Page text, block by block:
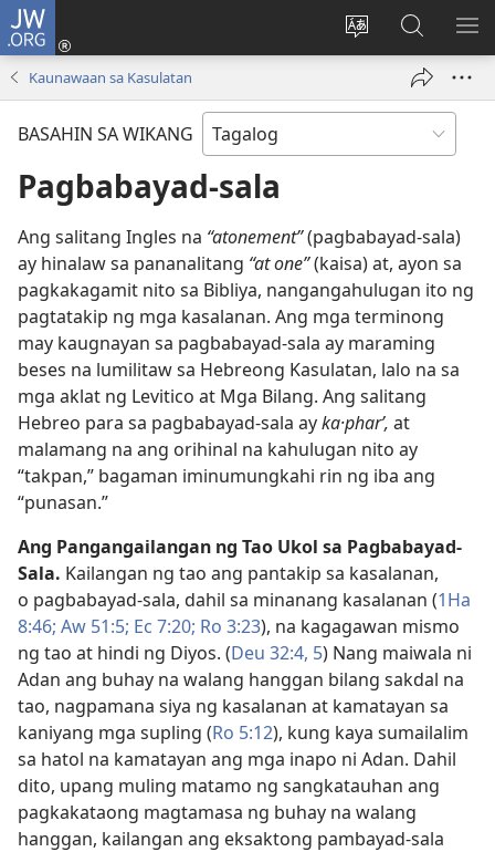
JW.ORG
Baguhin
ng
Mag-
log
bubukas
sa
JW.ORG
Kaunawaan sa Kasulatan
BASAHIN SA WIKANG
Pagbabayad-sala
Ang salitang Ingles na “atonement”(pagbabayad-sala)
ay hinalaw sa pananalitang “at one”(kaisa) at, ayon sa
pagkakagamit nito sa Bibliya, nangangahulugan ito ng
pagtatakip ng mga kasalanan. Ang mga terminong
may kaugnayan sa pagbabayad-sala ay maraming
beses na lumilitaw sa Hebreong Kasulatan, lalo na sa
mga aklat ng Levitico at Mga Bilang. Ang salitang
Hebreo para sa pagbabayad-sala ayka·pharʹ, at
malamang na ang orihinal na kahulugan nito ay
“takpan,” bagaman iminumungkahi rin ng iba ang
“punasan.”
Ang Pangangailangan ng Tao Ukol sa Pagbabayad-
Sala. Kailangan ng tao ang pantakip sa kasalanan,
o pagbabayad-sala, dahil sa minanang kasalanan (1Ha
8:46; Aw 51:5; Ec 7:20; Ro 3:23), na kagagawan mismo
ng tao at hindi ng Diyos. (Deu 32:4, 5) Nang maiwala ni
Adan ang buhay na walang hanggan bilang sakdal na
tao, nagpamana siya ng kasalanan at kamatayan sa
kaniyang mga supling (Ro 5:12), kung kaya sumailalim
sa hatol na kamatayan ang mga inapo ni Adan. Dahil
dito, upang muling matamo ng sangkatauhan ang
pagkakataong magtamasa ng buhay na walang
hanggan, kailangan ang eksaktong pambayad-sala